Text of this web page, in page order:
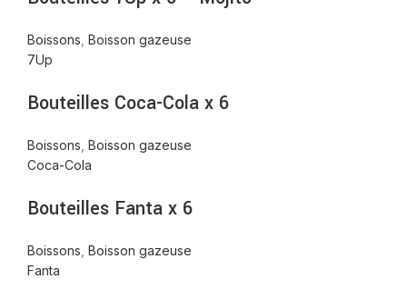
Boissons Boisson gazeuse
7Up
Bouteilles Coca-Cola x 6
Boissons Boisson gazeuse
Coca-Cola
Bouteilles Fanta x 6
Boissons Boisson gazeuse
Fanta